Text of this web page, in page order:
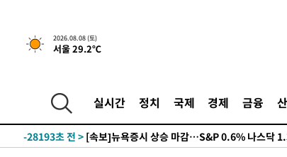
2026.08.08 (토)
서울 29.2℃
실시간 정치 국제 경제 금융
-28193초 전 > [속보]뉴욕증시 상승 마감…S&P 0.6% 나스닥